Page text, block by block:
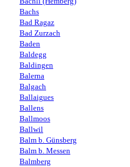
Bachs
Bad Ragaz
Bad Zurzach
Baden
Baldegg
Baldingen
Balerna
Balgach
Ballaigues
Ballens
Ballmoos
Ballwil
Balm b. Günsberg
Balm b. Messen
Balmberg